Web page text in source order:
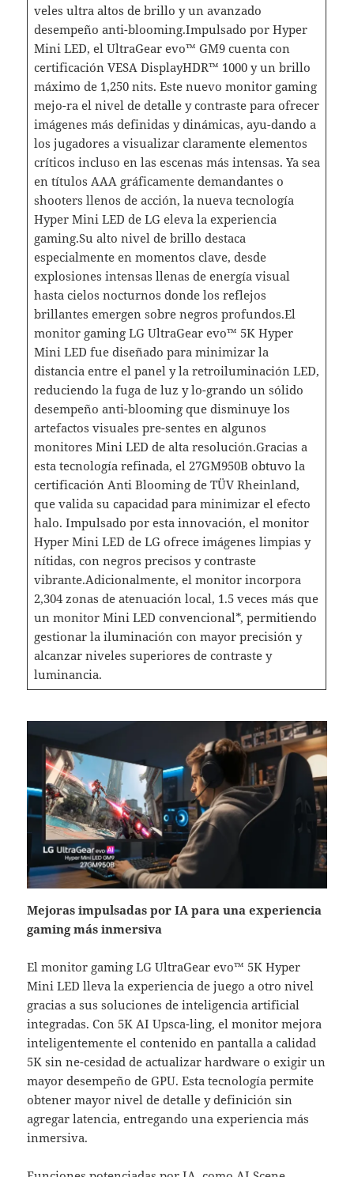
veles ultra altos de brillo y un avanzado
desempeño anti-blooming.Impulsado por Hyper
Mini LED, el UltraGear evo™ GM9 cuenta con
certificación VESA DisplayHDR™ 1000 y un brillo
máximo de 1,250 nits. Este nuevo monitor gaming
mejo-ra el nivel de detalle y contraste para ofrecer
imágenes más definidas y dinámicas, ayu-dando a
los jugadores a visualizar claramente elementos
críticos incluso en las escenas más intensas. Ya sea
en títulos AAA gráficamente demandantes o
shooters llenos de acción, la nueva tecnología
Hyper Mini LED de LG eleva la experiencia
gaming.Su alto nivel de brillo destaca
especialmente en momentos clave, desde
explosiones intensas llenas de energía visual
hasta cielos nocturnos donde los reflejos
brillantes emergen sobre negros profundos.El
monitor gaming LG UltraGear evo™ 5K Hyper
Mini LED fue diseñado para minimizar la
distancia entre el panel y la retroiluminación LED,
reduciendo la fuga de luz y lo-grando un sólido
desempeño anti-blooming que disminuye los
artefactos visuales pre-sentes en algunos
monitores Mini LED de alta resolución.Gracias a
esta tecnología refinada, el 27GM950B obtuvo la
certificación Anti Blooming de TÜV Rheinland,
que valida su capacidad para minimizar el efecto
halo. Impulsado por esta innovación, el monitor
Hyper Mini LED de LG ofrece imágenes limpias y
nítidas, con negros precisos y contraste
vibrante.Adicionalmente, el monitor incorpora
2,304 zonas de atenuación local, 1.5 veces más que
un monitor Mini LED convencional*, permitiendo
gestionar la iluminación con mayor precisión y
alcanzar niveles superiores de contraste y
luminancia.
Mejoras impulsadas por IA para una experiencia
gaming más inmersiva
El monitor gaming LG UltraGear evo™ 5K Hyper
Mini LED lleva la experiencia de juego a otro nivel
gracias a sus soluciones de inteligencia artificial
integradas. Con 5K AI Upsca-ling, el monitor mejora
inteligentemente el contenido en pantalla a calidad
5K sin ne-cesidad de actualizar hardware o exigir un
mayor desempeño de GPU. Esta tecnología permite
obtener mayor nivel de detalle y definición sin
agregar latencia, entregando una experiencia más
inmersiva.